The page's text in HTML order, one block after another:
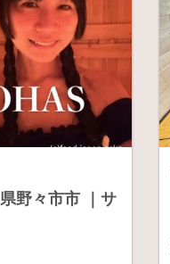
野々市市 ｜サ